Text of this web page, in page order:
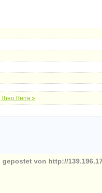
Theo Herre »
gepostet von http://